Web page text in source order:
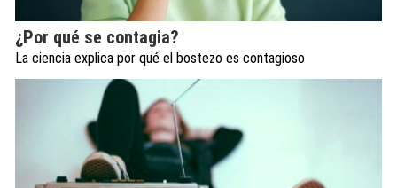
¿Por qué se contagia?
La ciencia explica por qué el bostezo es contagioso